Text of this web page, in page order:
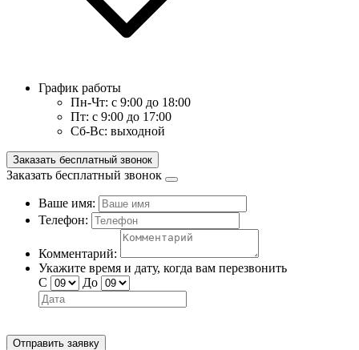
График работы
Пн-Чт: с 9:00 до 18:00
Пт: с 9:00 до 17:00
Сб-Вс: выходной
Заказать бесплатный звонок
Заказать бесплатный звонок
Ваше имя:
Телефон:
Комментарий:
Укажите время и дату, когда вам перезвонить
С
До
Отправить заявку